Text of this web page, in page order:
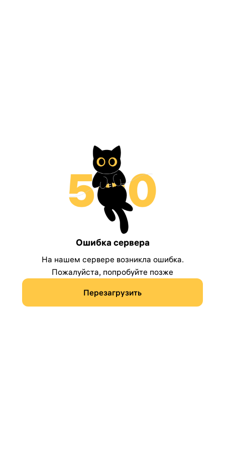
Ошибка сервера
На нашем сервере возникла ошибка.
Пожалуйста, попробуйте позже
Перезагрузить